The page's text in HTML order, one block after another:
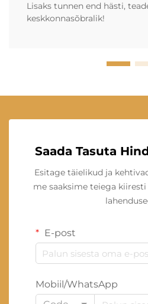
Lisaks tunnen end hästi,
keskkonnasõbralik!
Saada Tasuta
Esitage täielikud ja
me saaksime teiega
E-post
Mobiil/WhatsApp